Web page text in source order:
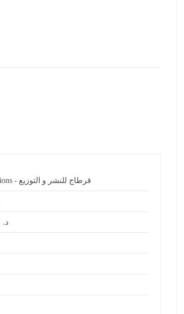
Carthage Editions - قرطاج للنشر و التوزيع
د.